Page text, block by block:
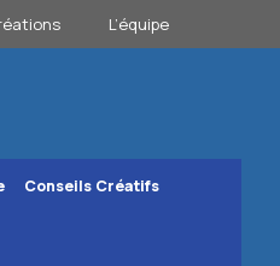
L’équipe
Conseils Créatifs